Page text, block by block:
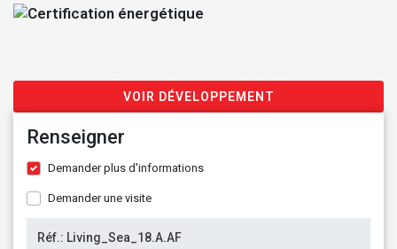
VOIR DÉVELOPPEMENT
Renseigner
Demander plus d'informations
Demander une visite